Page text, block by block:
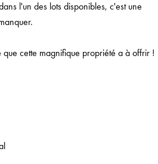
l'un des lots disponibles, c'est une
cette magnifique propriété a à offrir !